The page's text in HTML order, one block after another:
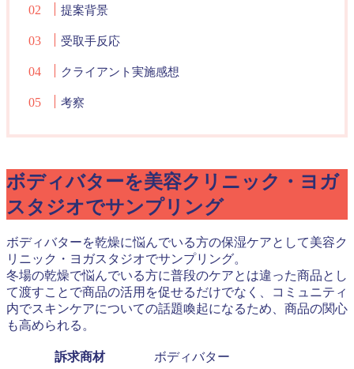
提案背景
受取手反応
クライアント実施感想
考察
ボディバターを美容クリニック・ヨガ
スタジオでサンプリング
ボディバターを乾燥に悩んでいる方の保湿ケアとして美容ク
リニック・ヨガスタジオでサンプリング。
冬場の乾燥で悩んでいる方に普段のケアとは違った商品とし
て渡すことで商品の活用を促せるだけでなく、コミュニティ
内でスキンケアについての話題喚起になるため、商品の関心
も高められる。
訴求商材 ボディバター